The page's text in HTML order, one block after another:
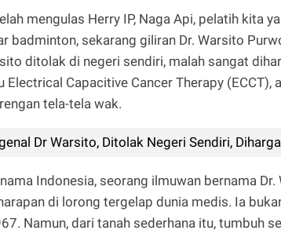
mengulas Herry IP, Naga Api, pelatih kita
badminton, sekarang giliran Dr. Warsito
ditolak di negeri sendiri, malah sangat
Electrical Capacitive Cancer Therapy (ECCT),
tela-tela wak.
Dr Warsito, Ditolak Negeri Sendiri,
Indonesia, seorang ilmuwan bernama
di lorong tergelap dunia medis. Ia
Namun, dari tanah sederhana itu, tumbuh